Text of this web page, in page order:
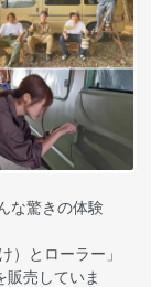
な驚きの体験
）とローラー」
販売していま